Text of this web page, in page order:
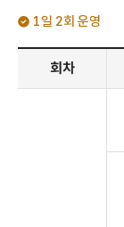
1일 2회 운영
운영회차안내 - 회차, 시간, 소요시간(분), 체험 내용 정보 제공
회차